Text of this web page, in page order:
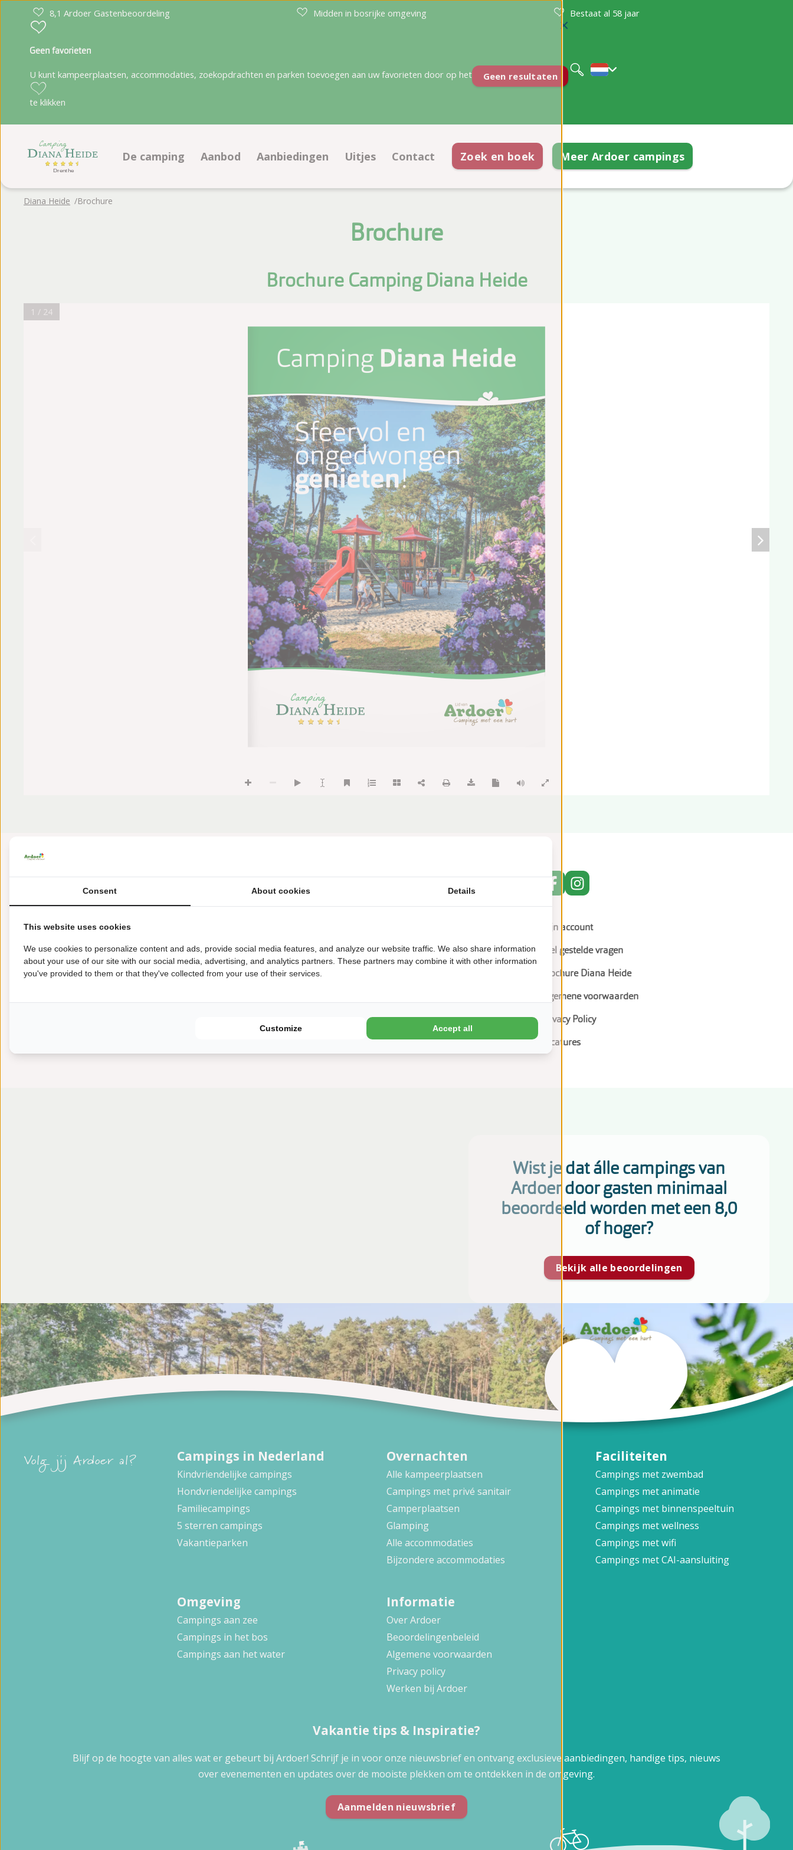
8,1 Ardoer Gastenbeoordeling Midden in bosrijke omgeving Bestaat al 58 jaar
Geen resultaten
Geen favorieten
U kunt kampeerplaatsen, accommodaties, zoekopdrachten en parken toevoegen aan uw favorieten door op het
te klikken
English
De camping
Faciliteiten
Aanbod
Kampeerplaatsen
Aanbiedingen
Aanbiedingen kampeerplaatsen
Korting met kortingskaart
Uitjes Contact
Contactinformatie
Veelgestelde vragen
Zoek en boek Meer Ardoer campings
Diana Heide Brochure
Brochure
Brochure Camping Diana Heide
Sfeervol en ongedwongen
genieten!
Lid van
Camping Diana Heide
1 / 24
Amen 53
9446 TE Amen
Midden in Nationaal Park Drentsche Aa
Speelvijver met speeltoestellen
Mijn account
Veel gestelde vragen
Brochure Diana Heide
Algemene voorwaarden
Privacy Policy
Vacatures
Wist je dat álle campings van
Ardoer door gasten minimaal
beoordeeld worden met een 8,0
of hoger?
Bekijk alle beoordelingen
Volg jij Ardoer al? Campings in Nederland
Kindvriendelijke campings
Hondvriendelijke campings
Familiecampings
5 sterren campings
Vakantieparken
Overnachten
Alle kampeerplaatsen
Campings met privé sanitair
Camperplaatsen
Glamping
Alle accommodaties
Bijzondere accommodaties
Faciliteiten
Campings met zwembad
Campings met animatie
Campings met binnenspeeltuin
Campings met wellness
Campings met wifi
Campings met CAI-aansluiting
Omgeving
Campings aan zee
Campings in het bos
Campings aan het water
Informatie
Over Ardoer
Beoordelingenbeleid
Algemene voorwaarden
Privacy policy
Werken bij Ardoer
Vakantie tips & Inspiratie?
Blijf op de hoogte van alles wat er gebeurt bij Ardoer! Schrijf je in voor onze nieuwsbrief en ontvang exclusieve aanbiedingen, handige tips, nieuws
over evenementen en updates over de mooiste plekken om te ontdekken in de omgeving.
Aanmelden nieuwsbrief
Consent About cookies Details
This website uses cookies
We use cookies to personalize content and ads, provide social media features, and analyze our website traffic. We also share information
about your use of our site with our social media, advertising, and analytics partners. These partners may combine it with other information
you've provided to them or that they've collected from your use of their services.
Customize Accept all